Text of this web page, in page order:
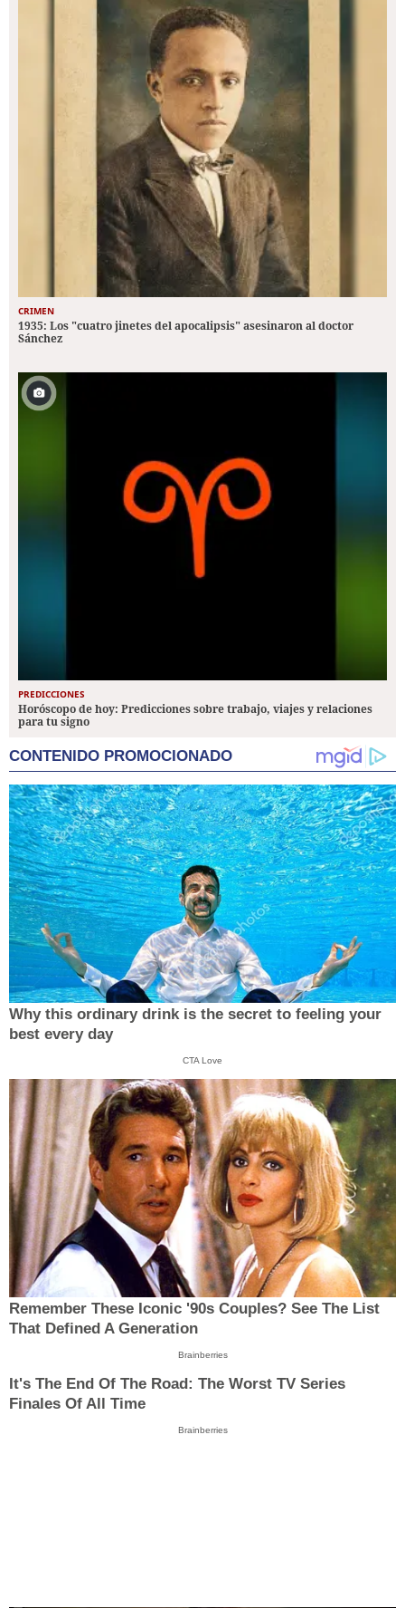
CRIMEN
1935: Los "cuatro jinetes del apocalipsis" asesinaron al doctor
Sánchez
PREDICCIONES
Horóscopo de hoy: Predicciones sobre trabajo, viajes y relaciones
para tu signo
CONTENIDO PROMOCIONADO
Why this ordinary drink is the secret to feeling your
best every day
CTA Love
Remember These Iconic '90s Couples? See The List
That Defined A Generation
Brainberries
It's The End Of The Road: The Worst TV Series
Finales Of All Time
Brainberries